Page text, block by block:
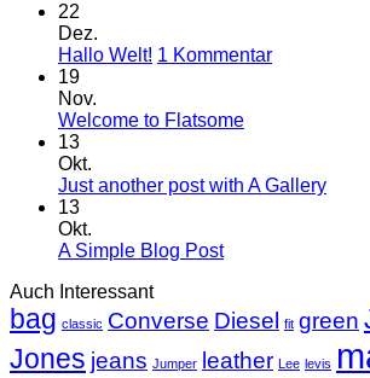
22
Dez.
Hallo Welt! 1 Kommentarzu
19
Nov.
Welcome to FlatsomeKeine
Welcome
13
Okt.
Just another post with A GalleryKeine
with
A
13
Okt.
A Simple Blog PostKeine
A
Simple
Blog
Auch Interessant
bag classic Converse Diesel fit green
Jones jeans Jumper leather Lee levis